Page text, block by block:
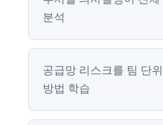
분석
공급망 리스크를 팀 단
방법 학습